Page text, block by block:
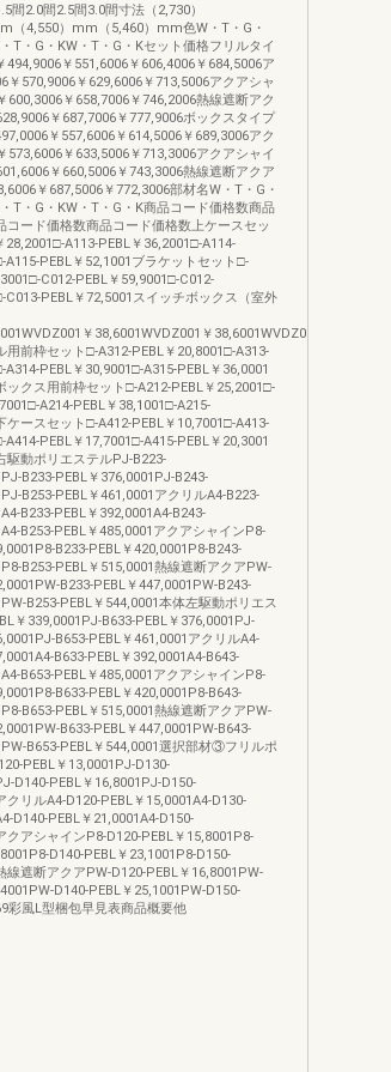
間2.0間2.5間3.0間寸法（2,730）
（4,550）mm（5,460）mm色W・T・G・
T・G・KW・T・G・Kセット価格フリルタイ
494,9006￥551,6006￥606,4006￥684,5006ア
￥570,9006￥629,6006￥713,5006アクアシャ
600,3006￥658,7006￥746,2006熱線遮断アク
￥687,7006￥777,9006ボックスタイプ
￥557,6006￥614,5006￥689,3006アク
573,6006￥633,5006￥713,3006アクアシャイ
￥660,5006￥743,3006熱線遮断アクア
￥687,5006￥772,3006部材名W・T・G・
T・G・KW・T・G・K商品コード価格数商品
コード価格数商品コード価格数上ケースセッ
28,2001□-A113-PEBL￥36,2001□-A114-
A115-PEBL￥52,1001ブラケットセット□-
C012-PEBL￥59,9001□-C012-
C013-PEBL￥72,5001スイッチボックス（室外
￥38,6001WVDZ001￥38,6001WVDZ001￥38,6001
前枠セット□-A312-PEBL￥20,8001□-A313-
A314-PEBL￥30,9001□-A315-PEBL￥36,0001
ックス用前枠セット□-A212-PEBL￥25,2001□-
A214-PEBL￥38,1001□-A215-
ケースセット□-A412-PEBL￥10,7001□-A413-
A414-PEBL￥17,7001□-A415-PEBL￥20,3001
動ポリエステルPJ-B223-
B233-PEBL￥376,0001PJ-B243-
B253-PEBL￥461,0001アクリルA4-B223-
B233-PEBL￥392,0001A4-B243-
B253-PEBL￥485,0001アクアシャインP8-
B233-PEBL￥420,0001P8-B243-
B253-PEBL￥515,0001熱線遮断アクアPW-
B233-PEBL￥447,0001PW-B243-
B253-PEBL￥544,0001本体左駆動ポリエス
￥339,0001PJ-B633-PEBL￥376,0001PJ-
B653-PEBL￥461,0001アクリルA4-
B633-PEBL￥392,0001A4-B643-
B653-PEBL￥485,0001アクアシャインP8-
B633-PEBL￥420,0001P8-B643-
B653-PEBL￥515,0001熱線遮断アクアPW-
B633-PEBL￥447,0001PW-B643-
B653-PEBL￥544,0001選択部材③フリルポ
PEBL￥13,0001PJ-D130-
D140-PEBL￥16,8001PJ-D150-
クリルA4-D120-PEBL￥15,0001A4-D130-
D140-PEBL￥21,0001A4-D150-
クアシャインP8-D120-PEBL￥15,8001P8-
D140-PEBL￥23,1001P8-D150-
線遮断アクアPW-D120-PEBL￥16,8001PW-
D140-PEBL￥25,1001PW-D150-
彩風L型梱包早見表商品概要他